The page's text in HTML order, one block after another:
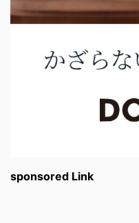
sponsored Link